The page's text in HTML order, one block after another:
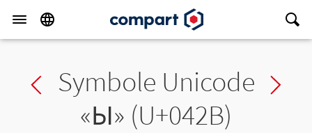
Previous char
Symbole Unicode
«Ы» (U+042B)